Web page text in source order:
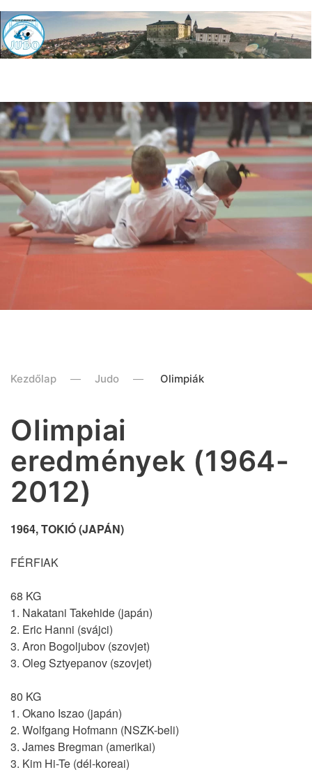
Kezdőlap Judo Olimpiák
Olimpiai
eredmények (1964-
2012)
1964, TOKIÓ (JAPÁN)
FÉRFIAK
68 KG
1. Nakatani Takehide (japán)
2. Eric Hanni (svájci)
3. Aron Bogoljubov (szovjet)
3. Oleg Sztyepanov (szovjet)
80 KG
1. Okano Iszao (japán)
2. Wolfgang Hofmann (NSZK-beli)
3. James Bregman (amerikai)
3. Kim Hi-Te (dél-koreai)